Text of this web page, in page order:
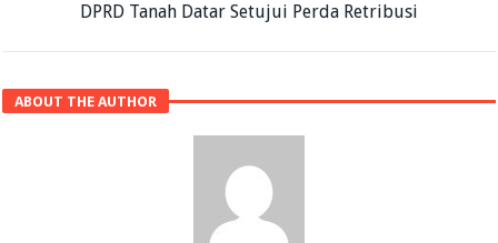
DPRD Tanah Datar Setujui Perda Retribusi
ABOUT THE AUTHOR